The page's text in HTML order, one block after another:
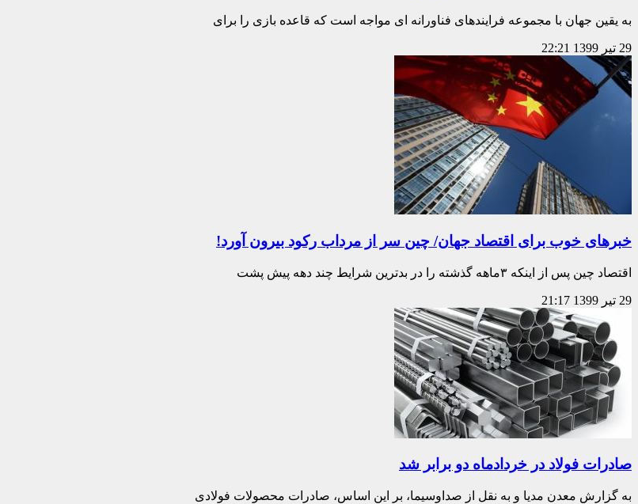
به یقین جهان با مجموعه فرایندهای فناورانه ای مواجه است که قاعده بازی را برای
29 تیر 1399 22:21
خبرهای خوب برای اقتصاد جهان/ چین سر از مرداب رکود بیرون آورد!
اقتصاد چین پس از اینکه ۳ماهه گذشته را در بدترین شرایط چند دهه پیش پشت
29 تیر 1399 21:17
صادرات فولاد در خردادماه دو برابر شد
به گزارش معدن مدیا و به نقل از صداوسیما، بر این اساس، صادرات محصولات فولادی